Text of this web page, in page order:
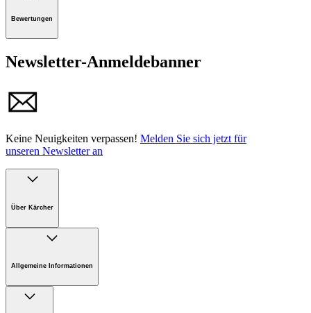
Bewertungen
Newsletter-Anmeldebanner
Keine Neuigkeiten verpassen! Melden Sie sich jetzt für
unseren Newsletter an
Über Kärcher
Unternehmen
Nachhaltigkeit
Allgemeine Informationen